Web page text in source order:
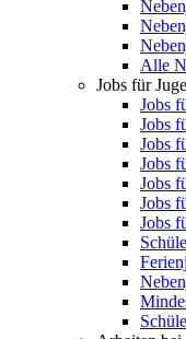
Alle
Jobs für
Jobs
Jobs
Jobs
Jobs
Jobs
Jobs
Jobs